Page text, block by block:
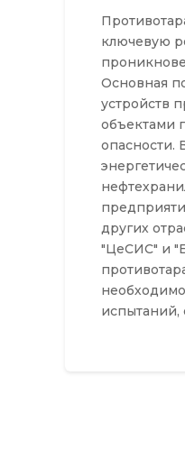
ключевую
Основная
устройств
объектами
опасности.
других
"ЦеСИС" и